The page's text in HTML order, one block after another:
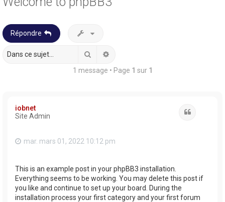
Répondre
Rechercher
1 message • Page 1 sur 1
iobnet
Site Admin
mar. mars 01, 2022 10:12 pm
This is an example post in your phpBB3 installation.
Everything seems to be working. You may delete this post if
you like and continue to set up your board. During the
installation process your first category and your first forum